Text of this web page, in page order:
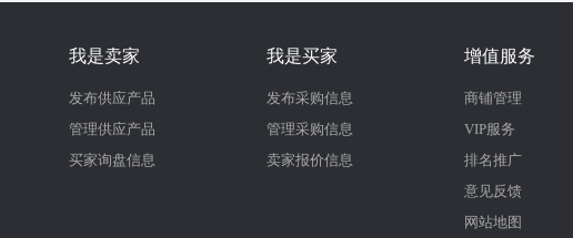
我是卖家
发布供应产品
管理供应产品
买家询盘信息
我是买家
发布采购信息
管理采购信息
卖家报价信息
增值服务
商铺管理
VIP服务
排名推广
意见反馈
网站地图